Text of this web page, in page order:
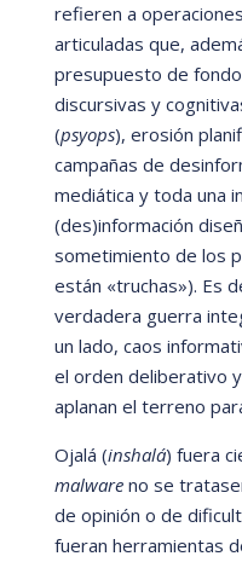
refieren a
articuladas que,
presupuesto de
discursivas y
(psyops), erosión
campañas de
mediática y toda una
(des)información dise
sometimiento de los
están «truchas»). Es
verdadera guerra
un lado, caos
el orden deliberativo
aplanan el terreno
Ojalá (inshalá) fuera
malwareno se
de opinión o de
fueran herramientas